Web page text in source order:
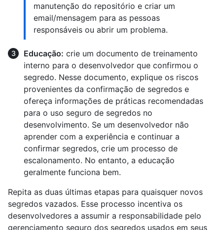
manutenção do repositório e criar um
email/mensagem para as pessoas
responsáveis ou abrir um problema.
Educação: crie um documento de treinamento
interno para o desenvolvedor que confirmou o
segredo. Nesse documento, explique os riscos
provenientes da confirmação de segredos e
ofereça informações de práticas recomendadas
para o uso seguro de segredos no
desenvolvimento. Se um desenvolvedor não
aprender com a experiência e continuar a
confirmar segredos, crie um processo de
escalonamento. No entanto, a educação
geralmente funciona bem.
Repita as duas últimas etapas para quaisquer novos
segredos vazados. Esse processo incentiva os
desenvolvedores a assumir a responsabilidade pelo
gerenciamento seguro dos segredos usados em seus